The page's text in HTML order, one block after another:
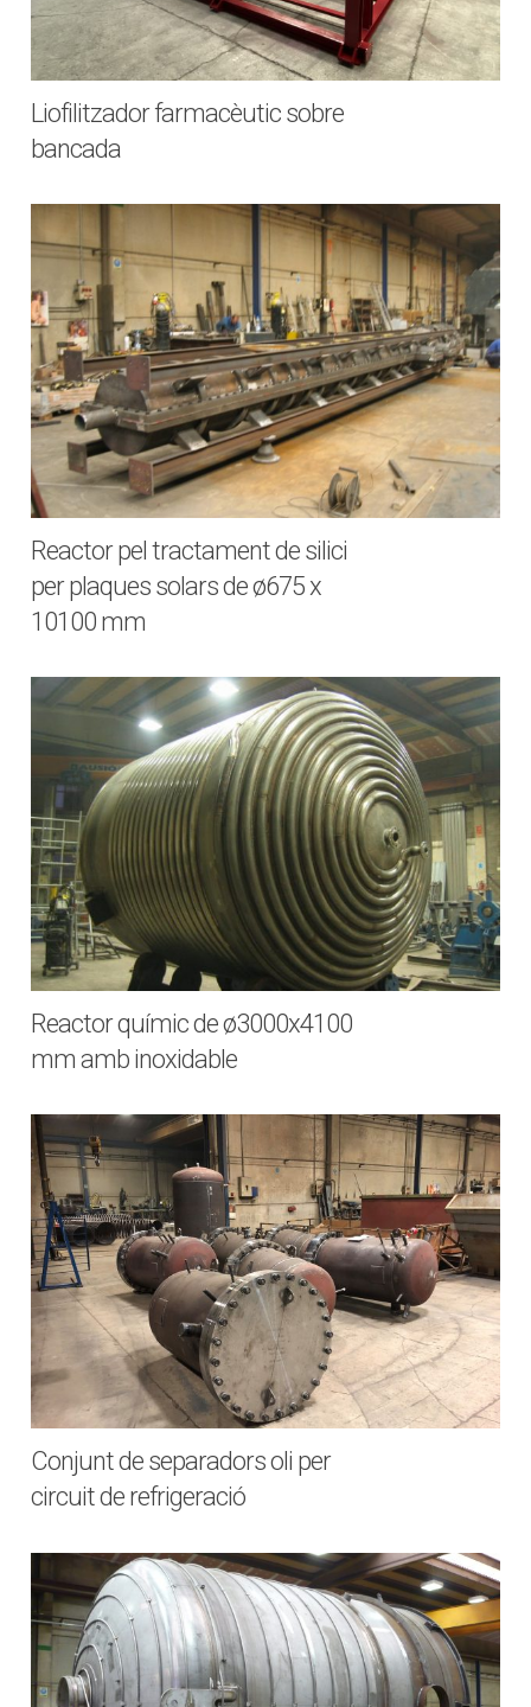
Liofilitzador farmacèutic sobre
bancada
Reactor pel tractament de silici
per plaques solars de ø675 x
10100 mm
Reactor químic de ø3000x4100
mm amb inoxidable
Conjunt de separadors oli per
circuit de refrigeració